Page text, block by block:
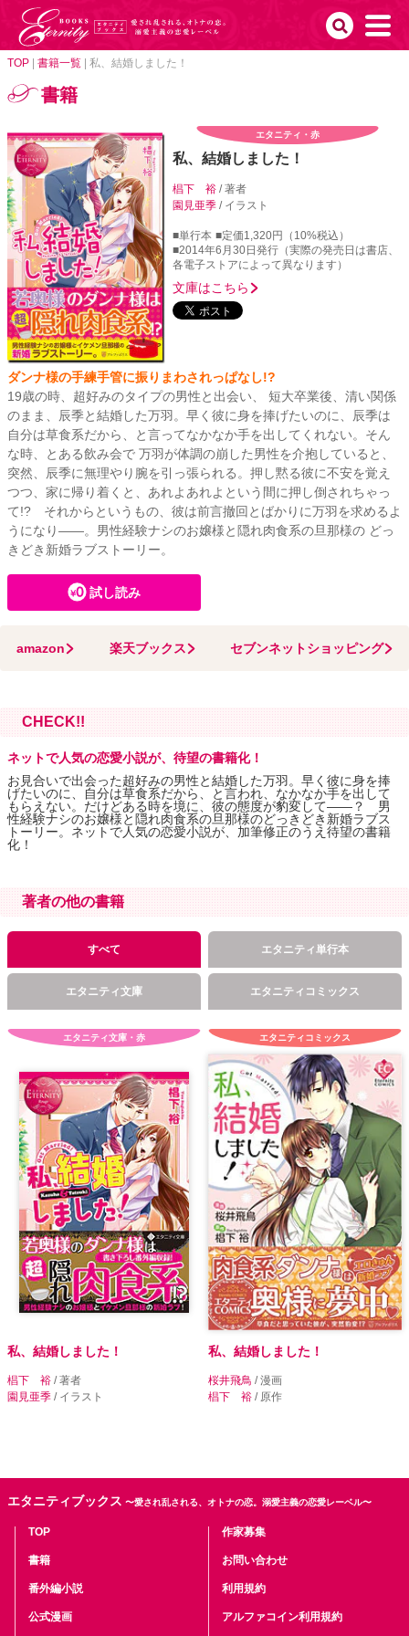
TOP 書籍一覧 私、結婚しました！
書籍
エタニティ・赤
私、結婚しました！
椙下 裕/ 著者
園見亜季 / イラスト
■単行本 ■定価1,320円（10%税込）
■2014年6月30日発行（実際の発売日は書店、
各電子ストアによって異なります）
文庫はこちら
ダンナ様の手練手管に振りまわされっぱなし!?
19歳の時、超好みのタイプの男性と出会い、 短大卒業後、清い関係
のまま、辰季と結婚した万羽。早く彼に身を捧げたいのに、辰季は
自分は草食系だから、と言ってなかなか手を出してくれない。そん
な時、とある飲み会で 万羽が体調の崩した男性を介抱していると、
突然、辰季に無理やり腕を引っ張られる。押し黙る彼に不安を覚え
つつ、家に帰り着くと、あれよあれよという間に押し倒されちゃっ
て!? それからというもの、彼は前言撤回とばかりに万羽を求めるよ
うになり――。男性経験ナシのお嬢様と隠れ肉食系の旦那様の どっ
きどき新婚ラブストーリー。
試し読み
amazon 楽天ブックス セブンネットショッピング
CHECK!!
ネットで人気の恋愛小説が、待望の書籍化！
お見合いで出会った超好みの男性と結婚した万羽。早く彼に身を捧
げたいのに、自分は草食系だから、と言われ、なかなか手を出して
もらえない。だけどある時を境に、彼の態度が豹変して――？ 男
性経験ナシのお嬢様と隠れ肉食系の旦那様のどっきどき新婚ラブス
トーリー。ネットで人気の恋愛小説が、加筆修正のうえ待望の書籍
化！
著者の他の書籍
すべて エタニティ単行本
エタニティ文庫 エタニティコミックス
エタニティ文庫・赤
私、結婚しました！
椙下 裕 / 著者
園見亜季 / イラスト
エタニティコミックス
私、結婚しました！
桜井飛鳥 / 漫画
椙下 裕 / 原作
エタニティブックス 〜愛され乱される、オトナの恋。溺愛主義の恋愛レーベル〜
TOP
書籍
番外編小説
公式漫画
作家募集
お問い合わせ
利用規約
アルファコイン利用規約